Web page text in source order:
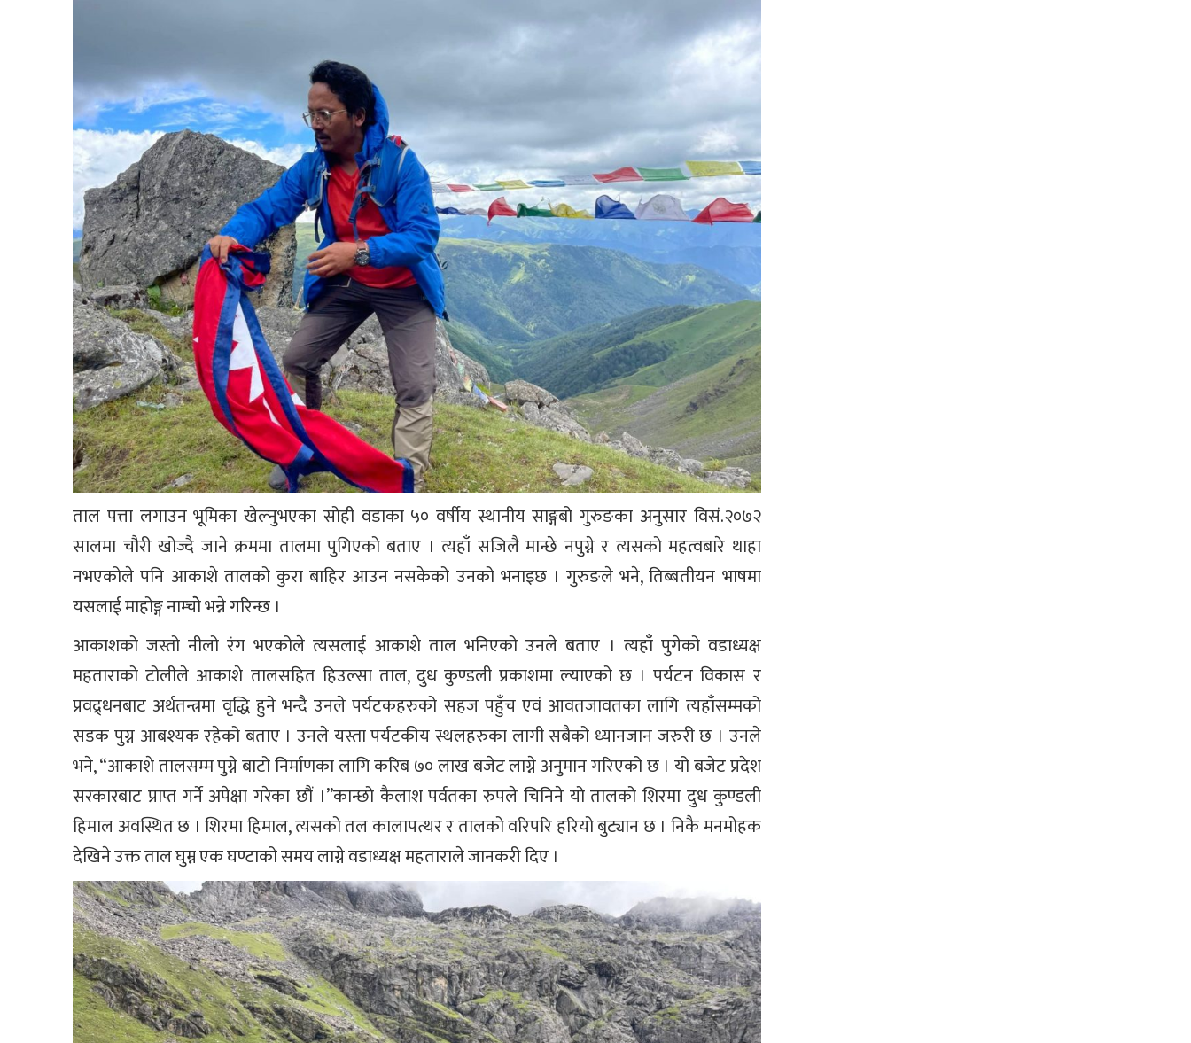
ताल पत्ता लगाउन भूमिका खेल्नुभएका सोही वडाका ५० वर्षीय स्थानीय साङ्गबो गुरुङका अनुसार विसं.२०७२
सालमा चौरी खोज्दै जाने क्रममा तालमा पुगिएको बताए । त्यहाँ सजिलै मान्छे नपुग्ने र त्यसको महत्वबारे थाहा
नभएकोले पनि आकाशे तालको कुरा बाहिर आउन नसकेको उनको भनाइछ । गुरुङले भने, तिब्बतीयन भाषमा
यसलाई माहोङ्ग नाम्चोे भन्ने गरिन्छ ।
आकाशको जस्तो नीलो रंग भएकोले त्यसलाई आकाशे ताल भनिएको उनले बताए । त्यहाँ पुगेको वडाध्यक्ष
महताराको टोलीले आकाशे तालसहित हिउल्सा ताल, दुध कुण्डली प्रकाशमा ल्याएको छ । पर्यटन विकास र
प्रवद्र्धनबाट अर्थतन्त्रमा वृद्धि हुने भन्दै उनले पर्यटकहरुको सहज पहुँच एवं आवतजावतका लागि त्यहाँसम्मको
सडक पुग्न आबश्यक रहेको बताए । उनले यस्ता पर्यटकीय स्थलहरुका लागी सबैको ध्यानजान जरुरी छ । उनले
भने, “आकाशे तालसम्म पुग्ने बाटो निर्माणका लागि करिब ७० लाख बजेट लाग्ने अनुमान गरिएको छ । यो बजेट प्रदेश
सरकारबाट प्राप्त गर्ने अपेक्षा गरेका छौं ।”कान्छो कैलाश पर्वतका रुपले चिनिने यो तालको शिरमा दुध कुण्डली
हिमाल अवस्थित छ । शिरमा हिमाल, त्यसको तल कालापत्थर र तालको वरिपरि हरियो बुट्यान छ । निकै मनमोहक
देखिने उक्त ताल घुम्न एक घण्टाको समय लाग्ने वडाध्यक्ष महताराले जानकरी दिए ।